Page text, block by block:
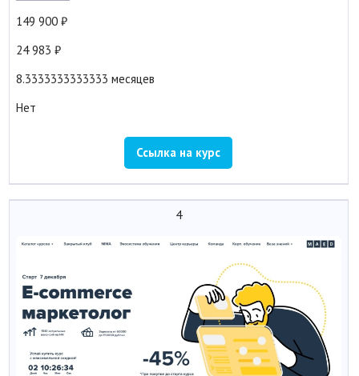
149 900
24 983
8.3333333333333 месяцев
Нет
Ссылка на курс
4